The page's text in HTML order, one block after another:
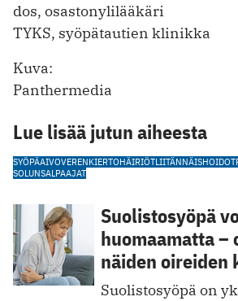
dos, osastonylilääkäri
TYKS, syöpätautien klinikka
Kuva:
Panthermedia
Lue lisää jutun aiheesta
SYÖPÄAIVOVERENKIERTOHÄIRIÖTLIITÄNNÄISHOIDOT
SOLUNSALPAAJAT
Suolistosyöpä
huomaamatta –
näiden oireiden
Suolistosyöpä on